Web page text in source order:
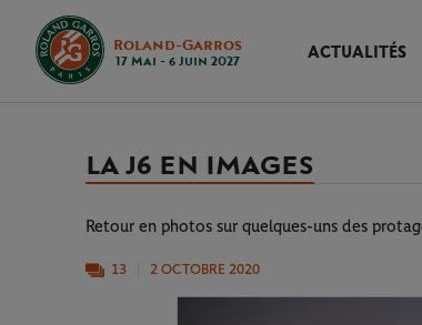
Roland-Garros
17 Mai - 6 Juin 2027
ACTUALITÉS
LA J6 EN IMAGES
Retour en photos sur quelques-uns des
13 2 OCTOBRE 2020